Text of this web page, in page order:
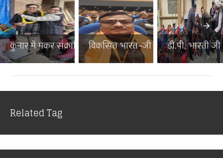
कुनार में मकर संक्रांति पर...विकसित भारत–जी राम जी जनज...
डी.पी. भारती
Related Tag